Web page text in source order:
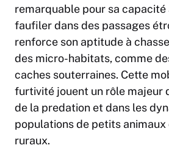
remarquable pour sa capacité
faufiler dans des passages
renforce son aptitude à
des micro-habitats, comme
caches souterraines. Cette
furtivité jouent un rôle majeur
de la predation et dans les
populations de petits animaux
ruraux.